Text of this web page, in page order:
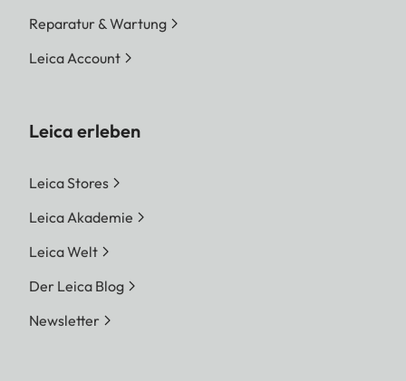
Reparatur & Wartung
Leica Account
Leica erleben
Leica Stores
Leica Akademie
Leica Welt
Der Leica Blog
Newsletter